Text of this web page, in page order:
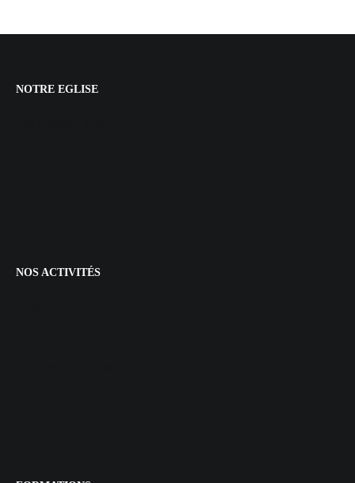
NOTRE EGLISE
NOS ACTIVITÉS